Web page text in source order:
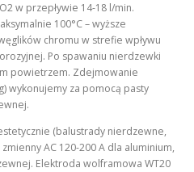
w przepływie 14-18 l/min.
100°C – wyższe
chromu w strefie wpływu
Po spawaniu nierdzewki
powietrzem. Zdejmowanie
wykonujemy za pomocą pasty
(balustrady nierdzewne,
AC 120-200 A dla aluminium,
Elektroda wolframowa WT20